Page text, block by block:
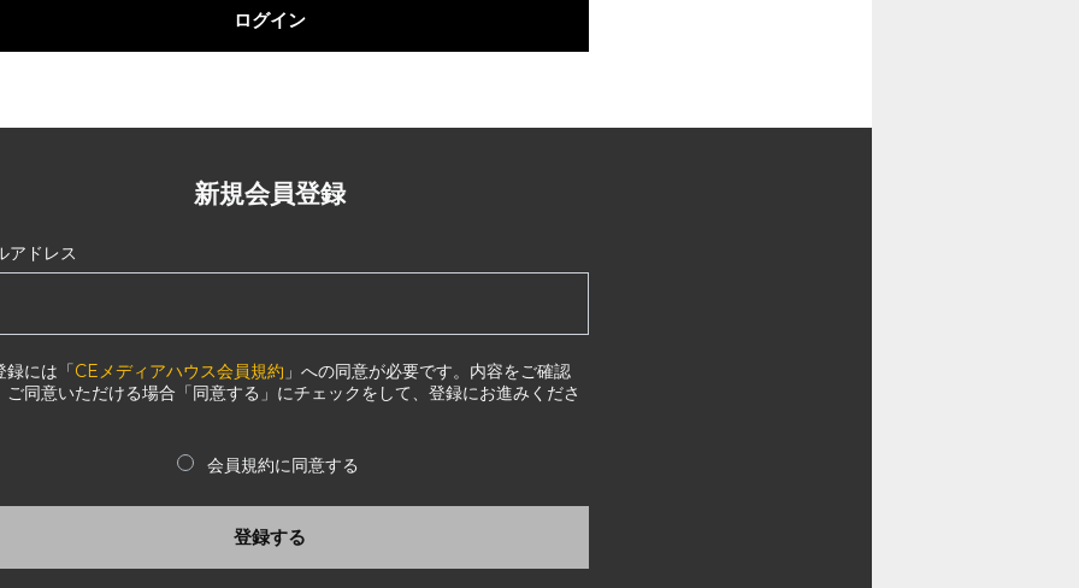
ログイン
新規会員登録
アドレス
録には「CEメディアハウス会員規約 」への同意が必要です。内容をご確認
ご同意いただける場合「同意する」にチェックをして、登録にお進みくださ
会員規約に同意する
登録する